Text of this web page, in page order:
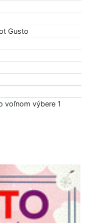
Gusto
voľnom výbere 1